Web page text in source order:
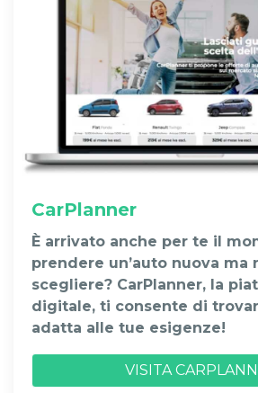
CarPlanner
È arrivato anche per te il
prendere un’auto nuova ma
scegliere? CarPlanner, la
digitale, ti consente di
adatta alle tue esigenze!
VISITA